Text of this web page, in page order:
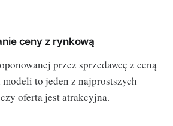
ceny z rynkową
przez sprzedawcę z ceną
to jeden z najprostszych
oferta jest atrakcyjna.